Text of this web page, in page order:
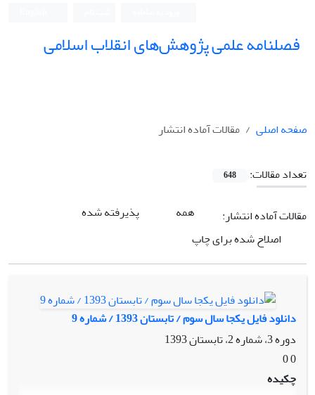
فصلنامه علمی پژوهش‌های انقلاب اسلامی
صفحه اصلی مقالات آماده انتشار
تعداد مقالات: 648
مقالات آماده انتشار: همه
پذیرفته شده
اصلاح شده برای چاپ
دانلود فایل یکجا سال سوم / تابستان 1393 / شماره 9
دوره 3، شماره 2، تابستان 1393
0 0
چکیده